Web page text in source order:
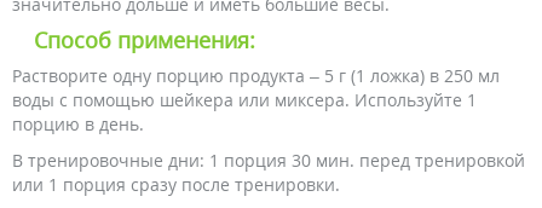
Способ применения:
Растворите одну порцию продукта – 5 г (1 ложка) в 250 мл
воды с помощью шейкера или миксера. Используйте 1
порцию в день.
В тренировочные дни: 1 порция 30 мин. перед тренировкой
или 1 порция сразу после тренировки.